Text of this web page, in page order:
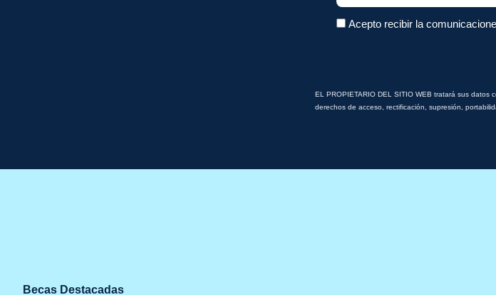
Acepto recibir la
EL PROPIETARIO DEL SITIO WEB tratará sus
derechos de acceso, rectificación, supresión,
Becas Destacadas